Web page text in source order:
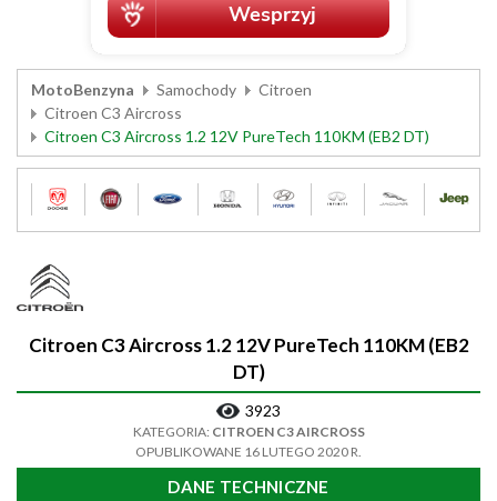
MotoBenzyna Samochody
Citroen
Citroen C3 Aircross
Citroen C3 Aircross 1.2 12V PureTech 110KM (EB2 DT)
Citroen C3 Aircross 1.2 12V PureTech 110KM (EB2
DT)
3923
KATEGORIA: CITROEN C3 AIRCROSS
OPUBLIKOWANE 16 LUTEGO 2020 R.
DANE TECHNICZNE